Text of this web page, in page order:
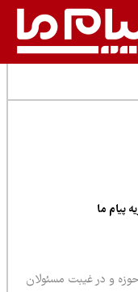
ما
در غیبت مسئولان